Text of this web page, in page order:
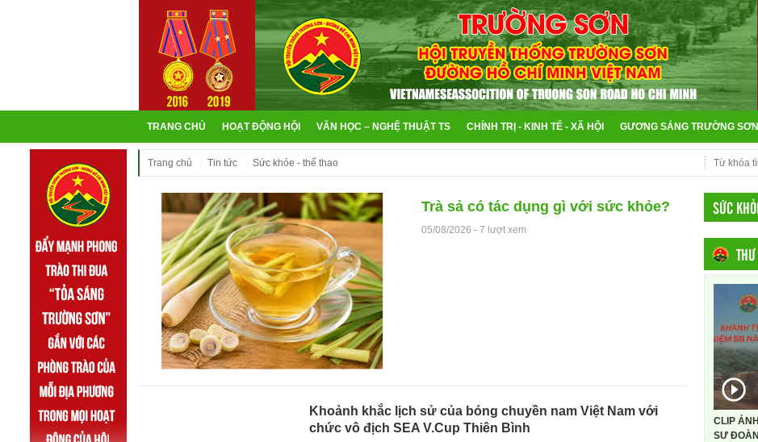
TRANG CHỦ HOẠT ĐỘNG HỘI VĂN HỌC – NGHỆ THUẬT TS CHÍNH TRỊ - KINH TẾ - XÃ HỘI GƯƠNG SÁNG TRƯỜNG SƠN
Trang chủ Tin tức Sức khỏe - thể thao
Trà sả có tác dụng gì với sức khỏe?
05/08/2026 - 7 lượt xem
Khoảnh khắc lịch sử của bóng chuyền nam Việt Nam với
chức vô địch SEA V.Cup Thiên Bình
SỨC
CLIP
SƯ